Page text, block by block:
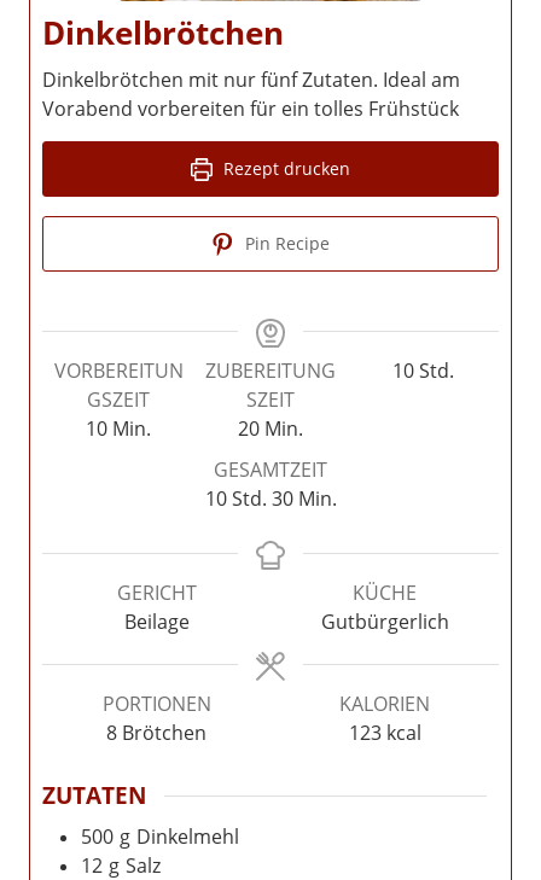
Dinkelbrötchen
Dinkelbrötchen mit nur fünf Zutaten. Ideal am
Vorabend vorbereiten für ein tolles Frühstück
Rezept drucken
Pin Recipe
VORBEREITUN
GSZEIT
10Minuten
Min.
ZUBEREITUNG
SZEIT
20Minuten
Min.
10Stunden
Std.
GESAMTZEIT
10Stunden
Std. 30Minuten
Min.
GERICHT
Beilage
KÜCHE
Gutbürgerlich
PORTIONEN
8 Brötchen
KALORIEN
123 kcal
ZUTATEN
500 g Dinkelmehl
12 g Salz